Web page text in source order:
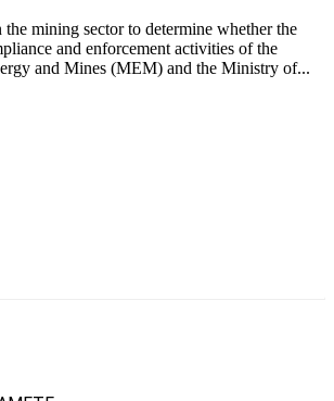
mining sector to determine whether the
and enforcement activities of the
and Mines (MEM) and the Ministry of...